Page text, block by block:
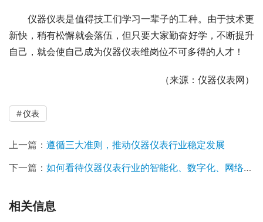
仪器仪表是值得技工们学习一辈子的工种。由于技术更
新快，稍有松懈就会落伍，但只要大家勤奋好学，不断提升
自己，就会使自己成为仪器仪表维岗位不可多得的人才！
（来源：仪器仪表网）
仪表
上一篇： 遵循三大准则，推动仪器仪表行业稳定发展
下一篇： 如何看待仪器仪表行业的智能化、数字化、网络化现象？
相关信息